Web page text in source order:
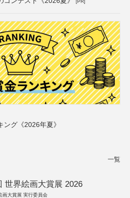
グ《2026年夏》
一覧
世界絵画大賞展 2026
画大賞展 実行委員会